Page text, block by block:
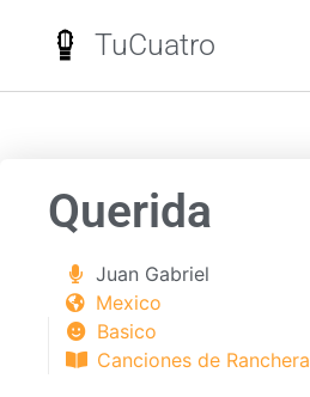
TuCuatro
Querida
Juan Gabriel
Mexico
Basico
Canciones de Ranchera